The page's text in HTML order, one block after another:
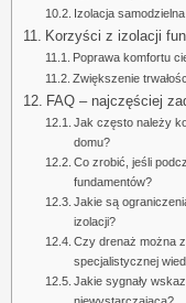
Izolacja
Korzyści z izolacji
Poprawa komfortu
Zwiększenie
FAQ – najczęściej
Jak często należy
domu?
Co zrobić, jeśli
fundamentów?
Jakie są
izolacji?
Czy drenaż można
specjalistycznej
Jakie sygnały